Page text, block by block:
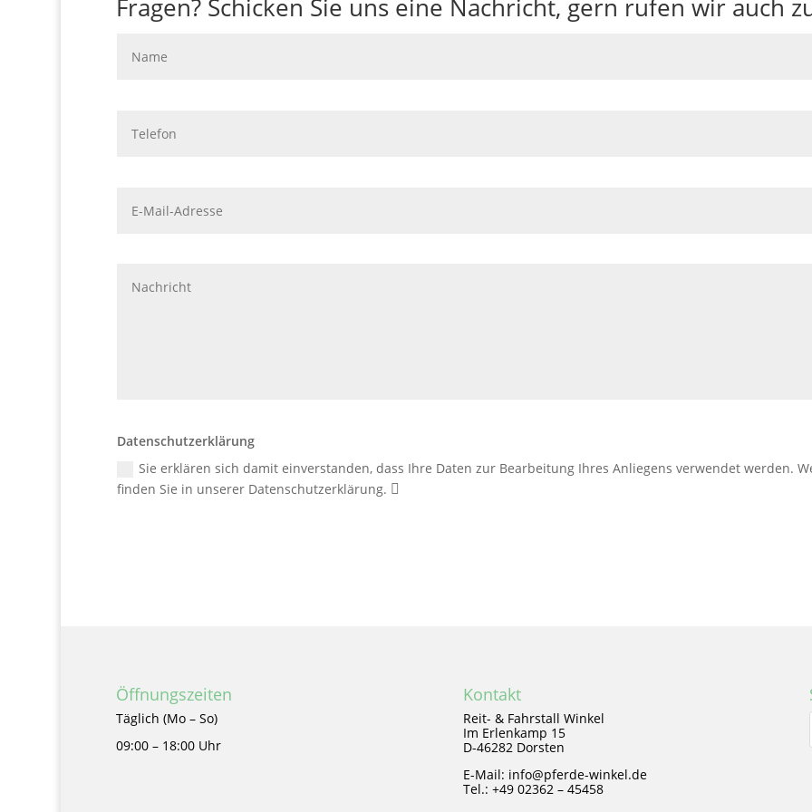
Fragen? Schicken Sie uns eine Nachricht, gern rufen wir auch
Datenschutzerklärung
Sie erklären sich damit einverstanden, dass Ihre Daten zur Bearbeitung Ihres Anliegens verwendet werden.
finden Sie in unserer Datenschutzerklärung.
Öffnungszeiten
Täglich (Mo – So)
09:00 – 18:00 Uhr
Kontakt
Reit- & Fahrstall Winkel
Im Erlenkamp 15
D-46282 Dorsten
E-Mail: info@pferde-winkel.de
Tel.: +49 02362 – 45458